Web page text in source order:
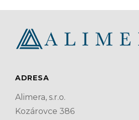
ADRESA
Alimera, s.r.o.
Kozárovce 386